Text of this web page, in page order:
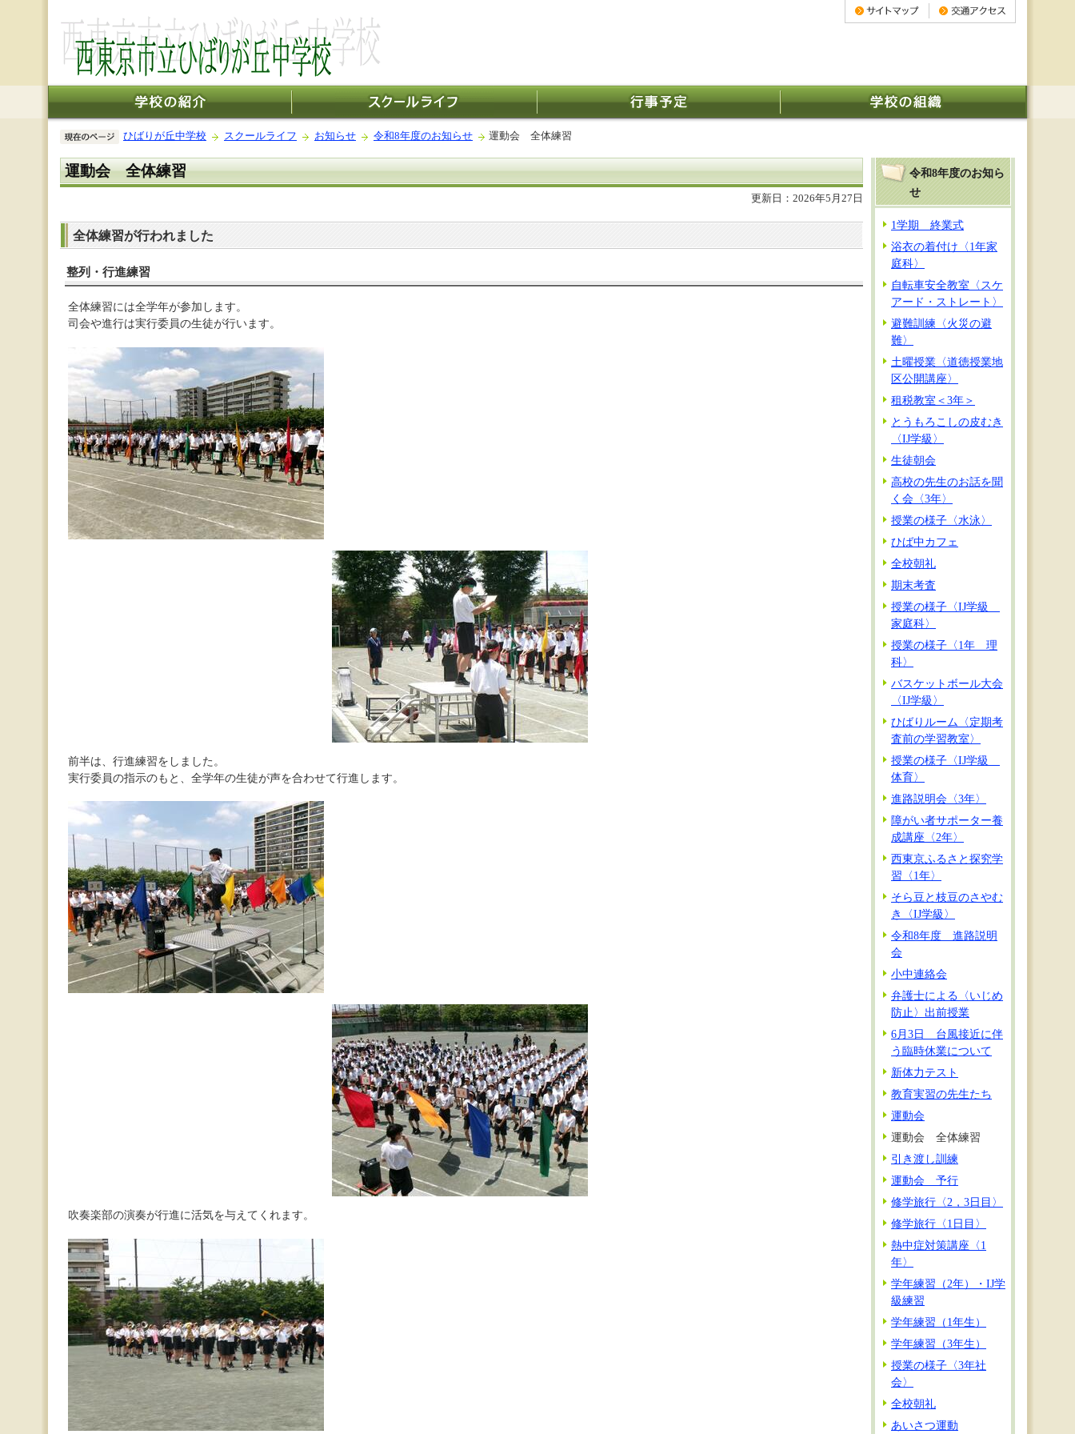
ひばりが丘中学校 スクールライフ お知らせ 令和8年度のお知らせ 運動会 全体練習
運動会 全体練習
更新日：2026年5月27日
全体練習が行われました
整列・行進練習
全体練習には全学年が参加します。
司会や進行は実行委員の生徒が行います。
前半は、行進練習をしました。
実行委員の指示のもと、全学年の生徒が声を合わせて行進します。
吹奏楽部の演奏が行進に活気を与えてくれます。
令和8年度のお知ら
せ
1学期 終業式
浴衣の着付け〈1年家
庭科〉
自転車安全教室〈スケ
アード・ストレート〉
避難訓練〈火災の避
難〉
土曜授業〈道徳授業地
区公開講座〉
租税教室＜3年＞
とうもろこしの皮むき
〈IJ学級〉
生徒朝会
高校の先生のお話を聞
く会〈3年〉
授業の様子〈水泳〉
ひば中カフェ
全校朝礼
期末考査
授業の様子〈IJ学級
家庭科〉
授業の様子〈1年 理
科〉
バスケットボール大会
〈IJ学級〉
ひばりルーム〈定期考
査前の学習教室〉
授業の様子〈IJ学級
体育〉
進路説明会〈3年〉
障がい者サポーター養
成講座〈2年〉
西東京ふるさと探究学
習〈1年〉
そら豆と枝豆のさやむ
き〈IJ学級〉
令和8年度 進路説明
会
小中連絡会
弁護士による〈いじめ
防止〉出前授業
6月3日 台風接近に伴
う臨時休業について
新体力テスト
教育実習の先生たち
運動会
運動会 全体練習
引き渡し訓練
運動会 予行
修学旅行〈2，3日目〉
修学旅行〈1日目〉
熱中症対策講座〈1
年〉
学年練習（2年）・IJ学
級練習
学年練習（1年生）
学年練習（3年生）
授業の様子〈3年社
会〉
全校朝礼
あいさつ運動